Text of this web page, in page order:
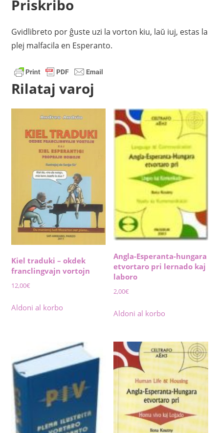
Priskribo
Gvidlibreto por ĝuste uzi la vorton kiu, laŭ iuj, estas la
plej malfacila en Esperanto.
Rilataj varoj
Kiel traduki – okdek
franclingvajn vortojn
12,00€
Aldoni al korbo
Angla-Esperanta-hungara
etvortaro pri lernado kaj
laboro
2,00€
Aldoni al korbo